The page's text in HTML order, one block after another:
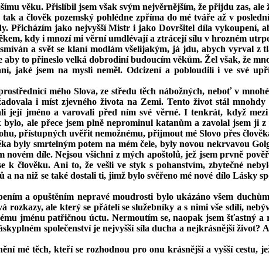
věku. Přislíbil jsem však svým nejvěrnějším, že přijdu zas, ale
tak a člověk pozemský pohlédne zpříma do mé tváře až v
Přicházím jako nejvyšší Mistr i jako Dovršitel díla vykoupení,
kdy i mnozí mi věrní umdlévají a ztrácejí sílu v hrozném
a svět se klaní modlám všelijakým, já jdu, abych vyrval z
to přineslo velká dobrodiní budoucím věkům. Žel však, že
jaké jsem na mysli neměl. Odcizení a pobloudilí i ve své
mého Slova, ze středu těch nábožných, neboť v
i míst zjevného života na Zemi. Tento život stál
jméno a varovali před ním své věrné. I tenkrát, když
ale přece jsem plně neprominul katanům a zavolal jsem ji
přístupných uvěřit nemožnému, přijmout mé Slovo přes
byly smrtelným potem na mém čele, byly novou nekrvavou
díle. Ne­jsou všichni z mých apoštolů, jež jsem prvně
člověku. Ani to, že vešli ve styk s pohanstvím, zbytečné
na niž se také dostali ti, jimž bylo svěřeno mé nové dílo Lásky
a opuštěním nepravé moudrosti bylo ukázáno všem
rozkazy, ale který se přátelí se služebníky a s nimi vše sdílí,
jménu patřičnou úctu. Nermoutím se, naopak jsem šťastný
společenství je nejvyšší síla ducha a nejkrásnější život?
mé těch, kteří se rozhodnou pro onu krásnější a vyšší cestu,